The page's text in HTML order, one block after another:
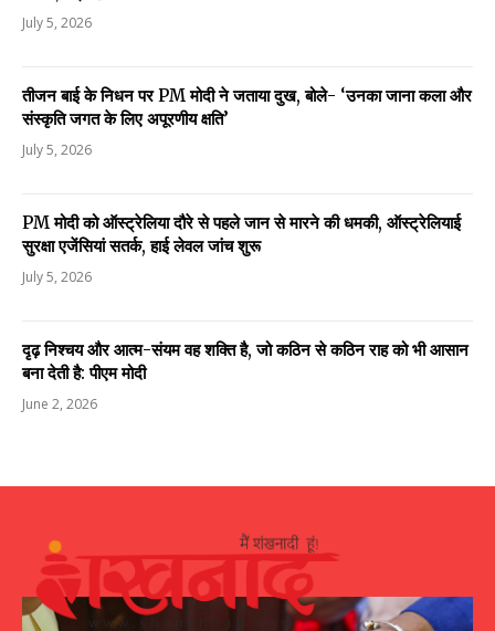
July 5, 2026
तीजन बाई के निधन पर PM मोदी ने जताया दुख, बोले- ‘उनका जाना कला और
संस्कृति जगत के लिए अपूरणीय क्षति’
July 5, 2026
PM मोदी को ऑस्ट्रेलिया दौरे से पहले जान से मारने की धमकी, ऑस्ट्रेलियाई
सुरक्षा एजेंसियां सतर्क, हाई लेवल जांच शुरू
July 5, 2026
दृढ़ निश्चय और आत्म-संयम वह शक्ति है, जो कठिन से कठिन राह को भी आसान
बना देती है: पीएम मोदी
June 2, 2026